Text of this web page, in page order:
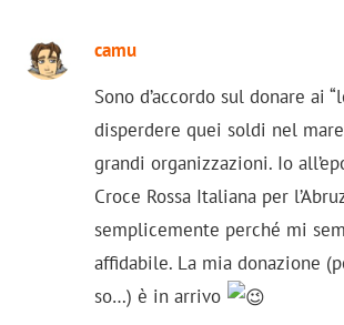
camu
Sono d’accordo sul donare ai
disperdere quei soldi nel
grandi organizzazioni. Io
Croce Rossa Italiana per
semplicemente perché mi
affidabile. La mia donazione
so…) è in arrivo